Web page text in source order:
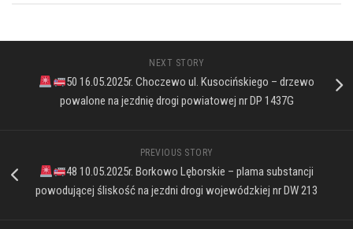
NEXT STORY
50 16.05.2025r. Choczewo ul. Kusocińskiego – drzewo
powalone na jezdnię drogi powiatowej nr DP 1437G
PREVIOUS STORY
48 10.05.2025r. Borkowo Lęborskie – plama substancji
powodującej śliskość na jezdni drogi wojewódzkiej nr DW 213